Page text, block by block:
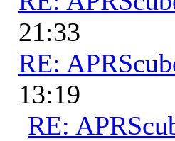
21:33
RE:
13:19
RE: